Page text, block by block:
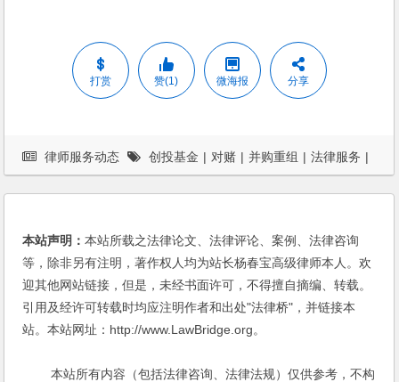
打赏 赞(1) 微海报 分享
律师服务动态 创投基金 | 对赌 | 并购重组 | 法律服务 |
本站声明：本站所载之法律论文、法律评论、案例、法律咨询
等，除非另有注明，著作权人均为站长杨春宝高级律师本人。欢
迎其他网站链接，但是，未经书面许可，不得擅自摘编、转载。
引用及经许可转载时均应注明作者和出处"法律桥"，并链接本
站。本站网址：http://www.LawBridge.org。
本站所有内容（包括法律咨询、法律法规）仅供参考，不构